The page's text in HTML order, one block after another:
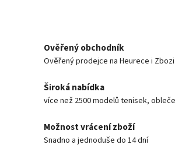
Ověřený obchodník
Ověřený prodejce na Heurece i
Široká nabídka
více než 2500 modelů tenisek,
Možnost vrácení zboží
Snadno a jednoduše do 14 dní